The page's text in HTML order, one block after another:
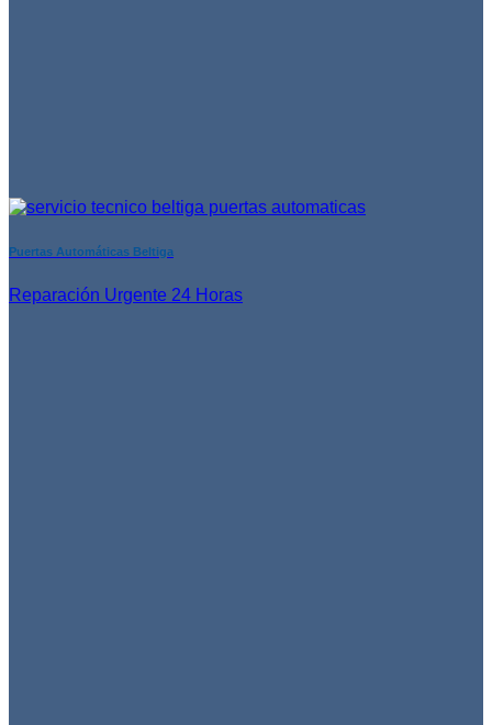
Puertas Automáticas Beltiga
Reparación Urgente 24 Horas